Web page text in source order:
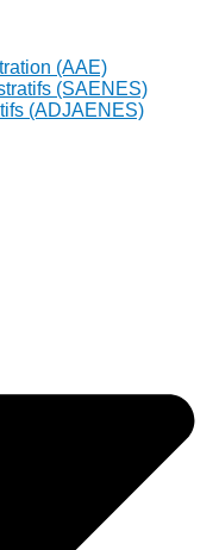
(AAE)
(SAENES)
(ADJAENES)